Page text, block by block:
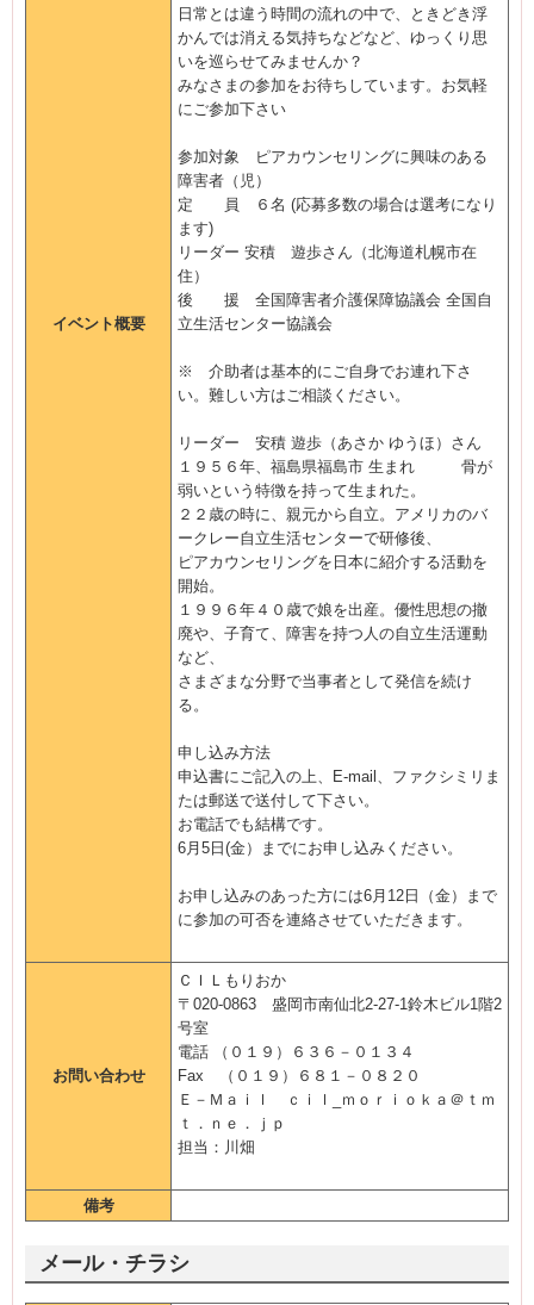
イベント概要
日常とは違う時間の流れの中で、ときどき浮
かんでは消える気持ちなどなど、ゆっくり思
いを巡らせてみませんか？
みなさまの参加をお待ちしています。お気軽
にご参加下さい
参加対象 ピアカウンセリングに興味のある
障害者（児）
定 員 ６名 (応募多数の場合は選考になり
ます)
リーダー 安積 遊歩さん（北海道札幌市在
住）
後 援 全国障害者介護保障協議会 全国自
立生活センター協議会
※ 介助者は基本的にご自身でお連れ下さ
い。難しい方はご相談ください。
リーダー 安積 遊歩（あさか ゆうほ）さん
１９５６年、福島県福島市 生まれ 骨が
弱いという特徴を持って生まれた。
２２歳の時に、親元から自立。アメリカのバ
ークレー自立生活センターで研修後、
ピアカウンセリングを日本に紹介する活動を
開始。
１９９６年４０歳で娘を出産。優性思想の撤
廃や、子育て、障害を持つ人の自立生活運動
など、
さまざまな分野で当事者として発信を続け
る。
申し込み方法
申込書にご記入の上、E-mail、ファクシミリま
たは郵送で送付して下さい。
お電話でも結構です。
6月5日(金）までにお申し込みください。
お申し込みのあった方には6月12日（金）まで
に参加の可否を連絡させていただきます。
お問い合わせ
ＣＩＬもりおか
〒020-0863 盛岡市南仙北2-27-1鈴木ビル1階2
号室
電話 （０１９）６３６－０１３４
Fax （０１９）６８１－０８２０
Ｅ－Ｍａｉｌ ｃｉｌ_ｍｏｒｉｏｋａ＠ｔｍ
ｔ．ｎｅ．ｊｐ
担当：川畑
備考
メール・チラシ